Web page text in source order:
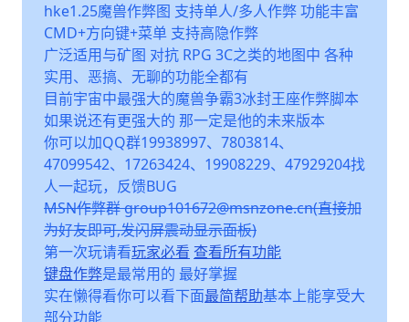
hke1.25魔兽作弊图 支持单人/多人作弊 功能丰富
CMD+方向键+菜单 支持高隐作弊
广泛适用与矿图 对抗 RPG 3C之类的地图中 各种
实用、恶搞、无聊的功能全都有
目前宇宙中最强大的魔兽争霸3冰封王座作弊脚本
如果说还有更强大的 那一定是他的未来版本
你可以加QQ群19938997、7803814、
47099542、17263424、19908229、47929204找
人一起玩，反馈BUG
MSN作弊群 group101672@msnzone.cn(直接加
为好友即可,发闪屏震动显示面板)
第一次玩请看玩家必看 查看所有功能
键盘作弊是最常用的 最好掌握
实在懒得看你可以看下面最简帮助基本上能享受大
部分功能